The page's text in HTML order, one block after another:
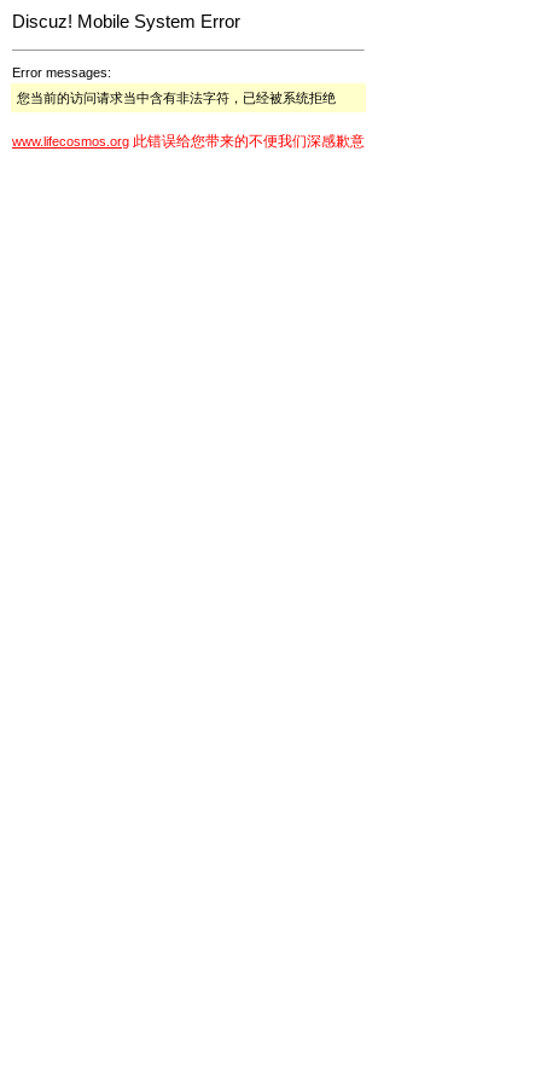
Discuz! Mobile System Error
Error messages:
您当前的访问请求当中含有非法字符，已经被系统拒绝
www.lifecosmos.org 此错误给您带来的不便我们深感歉意